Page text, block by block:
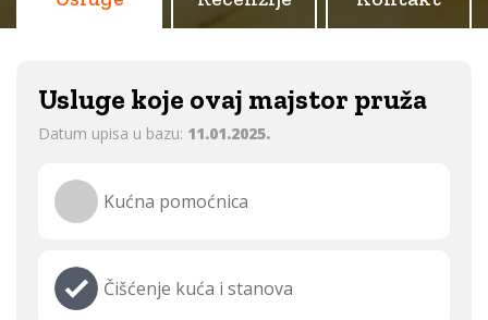
Usluge koje ovaj majstor pruža
Datum upisa u bazu: 11.01.2025.
Kućna pomoćnica
Čišćenje kuća i stanova